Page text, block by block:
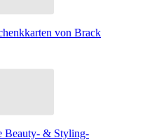
von Brack
Beauty- & Styling-